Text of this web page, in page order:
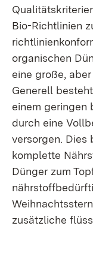
Bio-Richtlinien
organischen
eine große,
Generell
einem geringen
durch eine
versorgen. Dies
komplette
Dünger zum
zusätzliche